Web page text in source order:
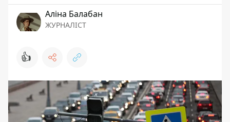
Аліна Балабан
ЖУРНАЛІСТ
👍